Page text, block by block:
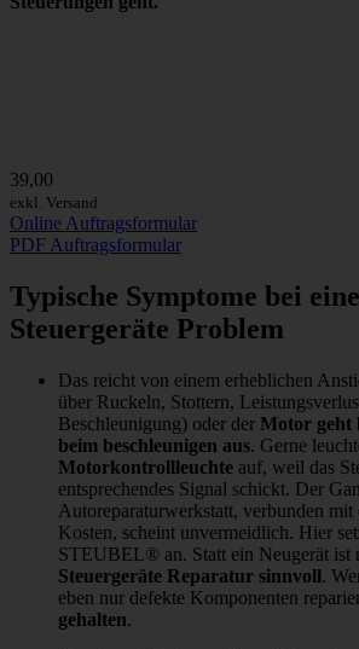
39,00
exkl. Versand
Online Auftragsformular
PDF Auftragsformular
Typische Symptome bei
Steuergeräte Problem
Das reicht von einem erheblichen
über Ruckeln, Stottern,
Beschleunigung) oder der Motor geht
beim beschleunigen aus. Gerne
Motorkontrollleuchte auf, weil das
entsprechendes Signal schickt. Der
Autoreparaturwerkstatt, verbunden mit
Kosten, scheint unvermeidlich. Hier
STEUBEL® an. Statt ein Neugerät ist
Steuergeräte Reparatur sinnvoll.
eben nur defekte Komponenten
gehalten.